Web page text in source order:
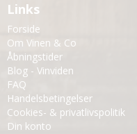
Links
Forside
Om Vinen & Co
Åbningstider
Blog - Vinviden
FAQ
Handelsbetingelser
Cookies- & privatlivspolitik
Din konto